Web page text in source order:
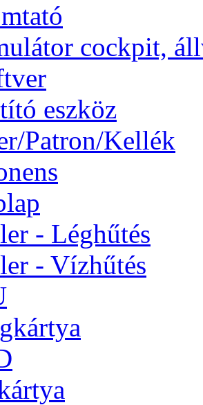
cockpit,
eszköz
Patron/Kellék
- Léghűtés
- Vízhűtés